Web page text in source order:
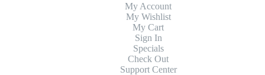
My Account
My Wishlist
My Cart
Sign In
Specials
Check Out
Support Center